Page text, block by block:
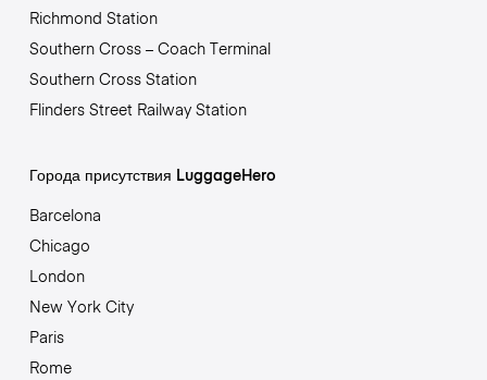
Richmond Station
Southern Cross – Coach Terminal
Southern Cross Station
Flinders Street Railway Station
Города присутствия LuggageHero
Barcelona
Chicago
London
New York City
Paris
Rome